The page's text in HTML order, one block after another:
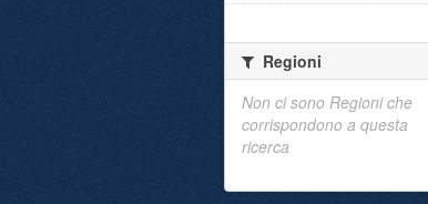
Regioni
Non ci sono Regioni che
corrispondono a questa
ricerca